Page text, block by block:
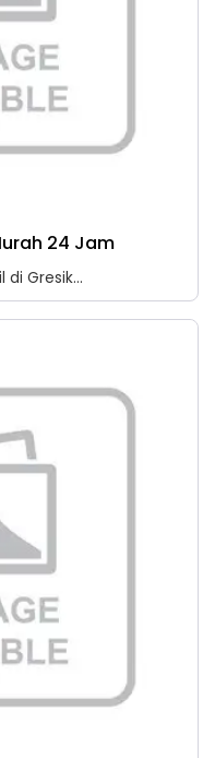
24 Jam
Gresik...